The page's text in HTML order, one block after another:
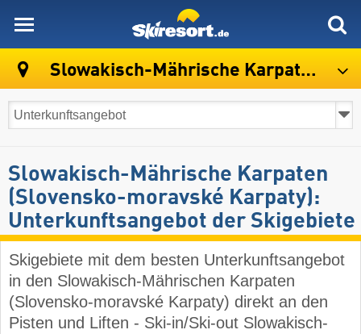
Slowakisch-Mährische Karpaten (Slovensko-moravské Karpaty)
Slowakisch-Mährische Karpaten
(Slovensko-moravské Karpaty):
Unterkunftsangebot der Skigebiete
Skigebiete mit dem besten Unterkunftsangebot
in den Slowakisch-Mährischen Karpaten
(Slovensko-moravské Karpaty) direkt an den
Pisten und Liften - Ski-in/Ski-out Slowakisch-